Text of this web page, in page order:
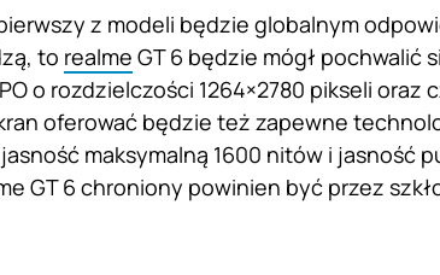
z modeli będzie globalnym
to realme GT 6 będzie mógł pochwalić
o rozdzielczości 1264×2780 pikseli oraz
oferować będzie też zapewne
maksymalną 1600 nitów i jasność
GT 6 chroniony powinien być przez